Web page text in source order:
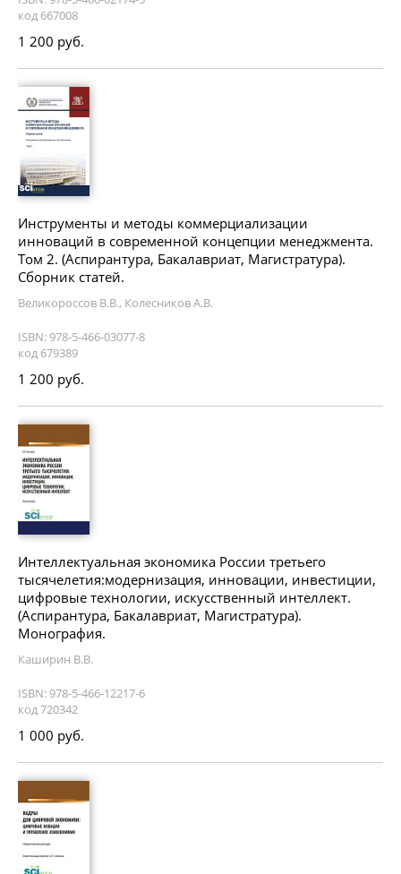
код 667008
1 200 руб.
Инструменты и методы коммерциализации
инноваций в современной концепции менеджмента.
Том 2. (Аспирантура, Бакалавриат, Магистратура).
Сборник статей.
Великороссов В.В., Колесников А.В.
ISBN: 978-5-466-03077-8
код 679389
1 200 руб.
Интеллектуальная экономика России третьего
тысячелетия:модернизация, инновации, инвестиции,
цифровые технологии, искусственный интеллект.
(Аспирантура, Бакалавриат, Магистратура).
Монография.
Каширин В.В.
ISBN: 978-5-466-12217-6
код 720342
1 000 руб.